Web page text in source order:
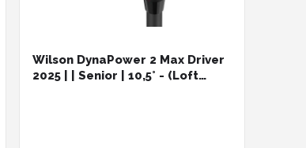
Wilson DynaPower 2 Max Driver
2025 | | Senior | 10,5° - (Loft